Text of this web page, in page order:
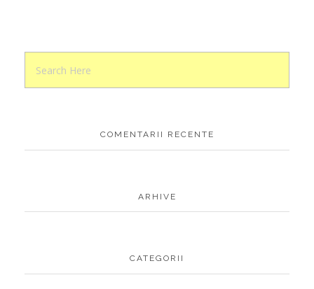
COMENTARII RECENTE
ARHIVE
CATEGORII